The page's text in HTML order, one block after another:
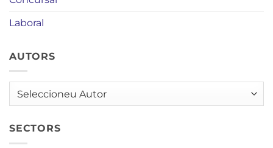
Laboral
AUTORS
AUTORS
SECTORS